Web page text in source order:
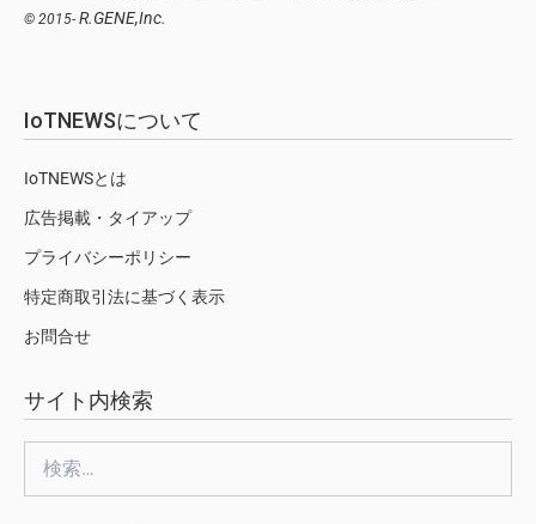
© 2015- R.GENE,Inc.
IoTNEWSについて
IoTNEWSとは
広告掲載・タイアップ
プライバシーポリシー
特定商取引法に基づく表示
お問合せ
サイト内検索
索: